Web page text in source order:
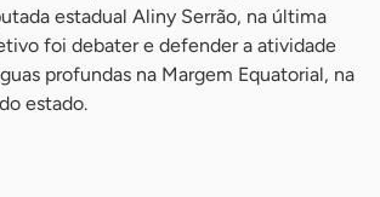
estadual Aliny Serrão, na última
foi debater e defender a atividade
profundas na Margem Equatorial, na
estado.